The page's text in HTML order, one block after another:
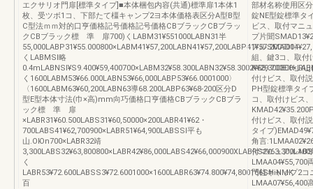
エクサリオ門扉[標準タイプ]■本体梱包内容(共通)標準扉1本体1
枚、受ツボ1コ、下部たて橿キャンプ2ヨ本体価格表区分A型B型
C型法ｍｍ対的口亨価格記号価格記号価格CBブラックCBブラッ
クCBブラック標 準 扉700)くLABM31¥551000LABN31半
55,000LABP31¥55.000800×LABM41¥57,200LABN41¥57,200LABP41¥57.200900〉
くLABMSl略
く1600LABM53¥66.000LABN53¥66,000LABP53¥66.0001000〉
〈1600LABM63¥60,200LABN63導68.200LABP63¥68‐200区分D
型E型本体寸法(巾×高)mm向巧価格口亨価格CBブラックCBブラ
ック標 準 扉
×LABR31¥60.500LABS31¥60,50000×200LABR41¥62・
700LABS41¥62,700900×LABR51¥64,900LABSSl平も
山.OЮn700×LABR32靖
く
LABR53¥72.600LABSS3¥72.6001000×1600LABR63¥74.800¥74,800166SHiNMK
百
部材名称使用区
錠NE型錠標準タ
ビス、取付マニ
プ片聞
アル
組、鍵3コ、取付
付けビス、取付
PH型錠標準タイ
コ、取付けビス
付けビス、取付
タイプ
角言
付マニュアル100
LMAA04¥55,700
門柱キャップ2コ
LMAA07¥56,400